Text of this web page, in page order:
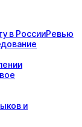
в РоссииРевью
и